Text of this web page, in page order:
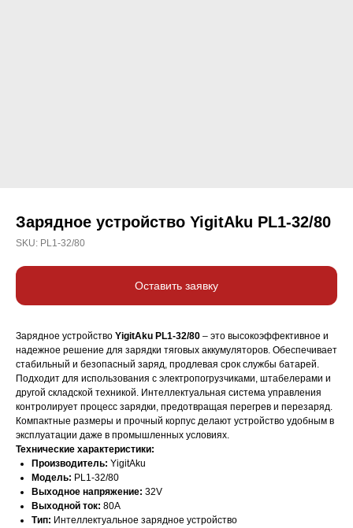
Зарядное устройство YigitAku PL1-32/80
SKU: PL1-32/80
Оставить заявку
Зарядное устройство YigitAku PL1-32/80 – это высокоэффективное и
надежное решение для зарядки тяговых аккумуляторов. Обеспечивает
стабильный и безопасный заряд, продлевая срок службы батарей.
Подходит для использования с электропогрузчиками, штабелерами и
другой складской техникой. Интеллектуальная система управления
контролирует процесс зарядки, предотвращая перегрев и перезаряд.
Компактные размеры и прочный корпус делают устройство удобным в
эксплуатации даже в промышленных условиях.
Технические характеристики:
Производитель: YigitAku
Модель: PL1-32/80
Выходное напряжение: 32V
Выходной ток: 80A
Тип: Интеллектуальное зарядное устройство